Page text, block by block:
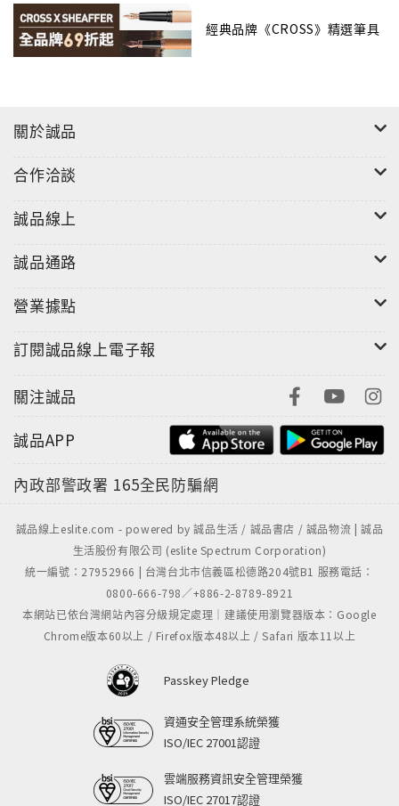
經典品牌《CROSS》精選筆具
關於誠品
合作洽談
誠品線上
誠品通路
營業據點
訂閱誠品線上電子報
關注誠品
誠品APP
內政部警政署 165全民防騙網
誠品線上eslite.com - powered by 誠品生活 / 誠品書店 / 誠品物流 | 誠品
生活股份有限公司 (eslite Spectrum Corporation)
統一編號：27952966 | 台灣台北市信義區松德路204號B1 服務電話：
0800-666-798／+886-2-8789-8921
本網站已依台灣網站內容分級規定處理｜建議使用瀏覽器版本：Google
Chrome版本60以上 / Firefox版本48以上 / Safari 版本11以上
Passkey Pledge
資通安全管理系統榮獲
ISO/IEC 27001認證
雲端服務資訊安全管理榮獲
ISO/IEC 27017認證